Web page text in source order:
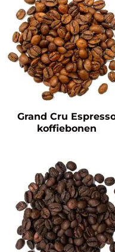
Grand Cru
koffiebonen